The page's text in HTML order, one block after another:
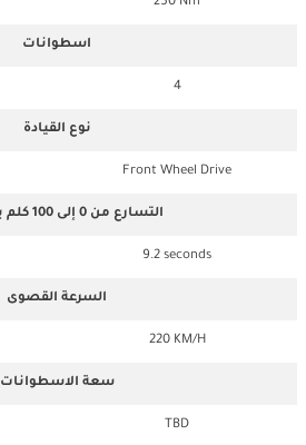
اسطوانات
4
نوع القيادة
Front Wheel Drive
التسارع من 0 إلى 100 كلم بالساعة
9.2 seconds
السرعة القصوى
220 KM/H
سعة الاسطوانات
TBD